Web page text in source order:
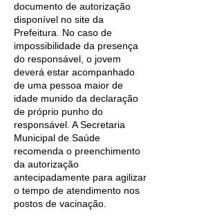
documento de autorização
disponível no site da
Prefeitura. No caso de
impossibilidade da presença
do responsável, o jovem
deverá estar acompanhado
de uma pessoa maior de
idade munido da declaração
de próprio punho do
responsável. A Secretaria
Municipal de Saúde
recomenda o preenchimento
da autorização
antecipadamente para agilizar
o tempo de atendimento nos
postos de vacinação.